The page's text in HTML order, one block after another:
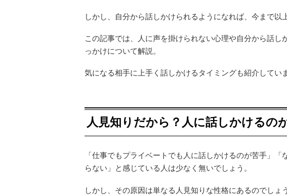
しかし、自分から話しかけられるようになれば、今まで以
この記事では、人に声を掛けられない心理や自分から話し
っかけについて解説。
気になる相手に上手く話しかけるタイミングも紹介してい
人見知りだから？人に話しかけるの
「仕事でもプライベートでも人に話しかけるのが苦手」
らない」と感じている人は少なく無いでしょう。
しかし、その原因は単なる人見知りな性格にあるのでしょ